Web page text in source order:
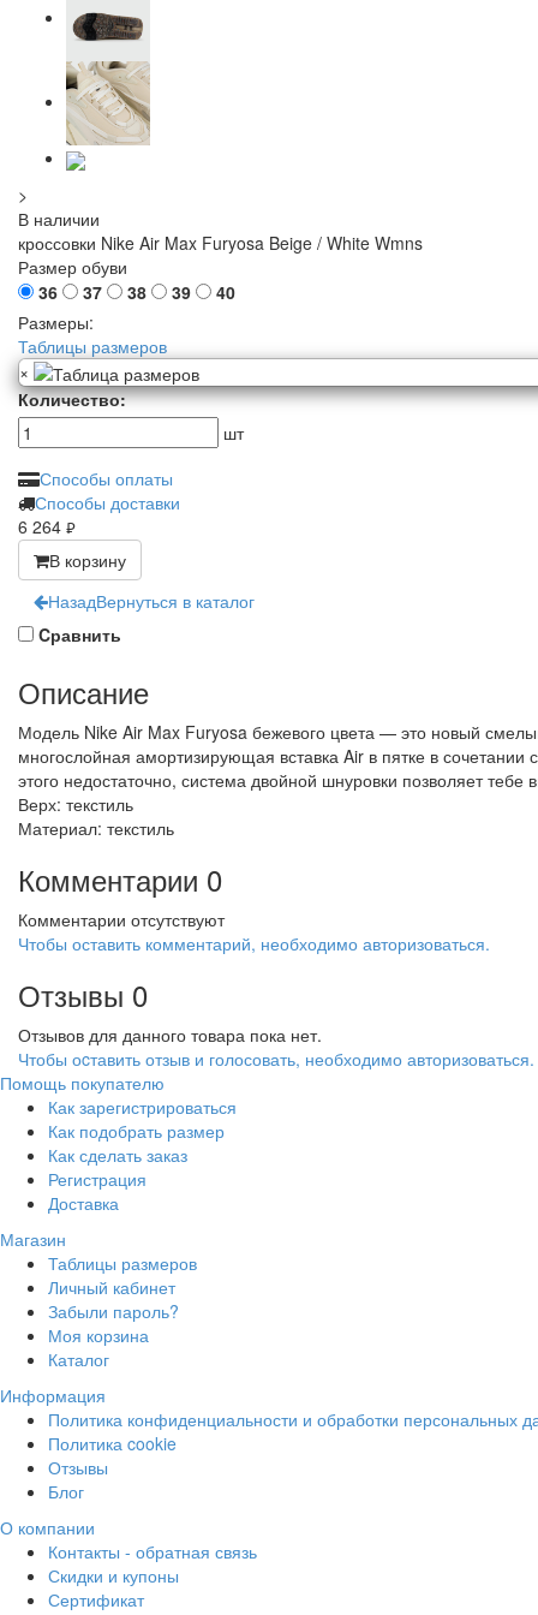
>
В наличии
кроссовки Nike Air Max Furyosa Beige / White Wmns
Размер обуви
36
37 38 39
40
Размеры:
Таблицы размеров
×
Количество:
шт
Способы оплаты
Способы доставки
6 264 руб.
В корзину
НазадВернуться в каталог
Cравнить
Описание
Модель Nike Air Max Furyosa бежевого цвета — это новый
многослойная амортизирующая вставка Air в пятке в
этого недостаточно, система двойной шнуровки позволяет
Верх: текстиль
Материал: текстиль
Комментарии 0
Комментарии отсутствуют
Чтобы оставить комментарий, необходимо авторизоваться.
Отзывы 0
Отзывов для данного товара пока нет.
Чтобы оcтавить отзыв и голосовать, необходимо авторизоваться.
Помощь покупателю
Как зарегистрироваться
Как подобрать размер
Как сделать заказ
Регистрация
Доставка
Магазин
Таблицы размеров
Личный кабинет
Забыли пароль?
Моя корзина
Каталог
Информация
Политика конфиденциальности и обработки персональных
Политика cookie
Отзывы
Блог
О компании
Контакты - обратная связь
Скидки и купоны
Сертификат